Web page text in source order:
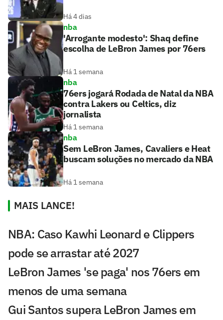
Há 4 dias
nba
'Arrogante modesto': Shaq define
escolha de LeBron James por 76ers
Há 1 semana
nba
76ers jogará Rodada de Natal da NBA
contra Lakers ou Celtics, diz
jornalista
Há 1 semana
nba
Sem LeBron James, Cavaliers e Heat
buscam soluções no mercado da NBA
Há 1 semana
MAIS LANCE!
NBA: Caso Kawhi Leonard e Clippers
pode se arrastar até 2027
LeBron James 'se paga' nos 76ers em
menos de uma semana
Gui Santos supera LeBron James em